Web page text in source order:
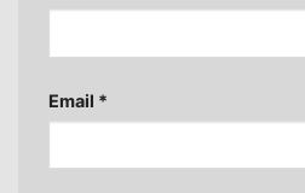
Email *